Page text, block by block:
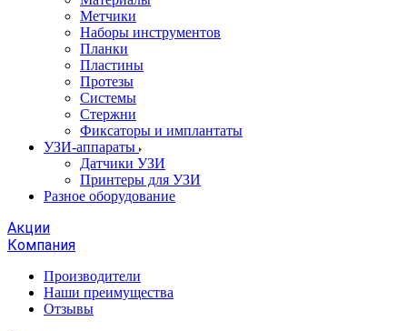
Метчики
Наборы инструментов
Планки
Пластины
Протезы
Системы
Стержни
Фиксаторы и имплантаты
УЗИ-аппараты
Датчики УЗИ
Принтеры для УЗИ
Разное оборудование
Акции
Компания
Производители
Наши преимущества
Отзывы